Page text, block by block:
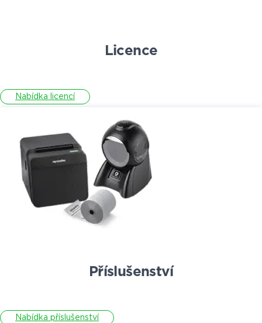
Licence
Nabídka licencí
Příslušenství
Nabídka příslušenství